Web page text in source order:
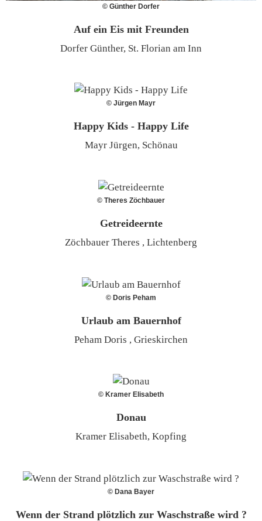
© Günther Dorfer
Auf ein Eis mit Freunden
Dorfer Günther, St. Florian am Inn
© Jürgen Mayr
Happy Kids - Happy Life
Mayr Jürgen, Schönau
© Theres Zöchbauer
Getreideernte
Zöchbauer Theres , Lichtenberg
© Doris Peham
Urlaub am Bauernhof
Peham Doris , Grieskirchen
© Kramer Elisabeth
Donau
Kramer Elisabeth, Kopfing
© Dana Bayer
Wenn der Strand plötzlich zur Waschstraße wird ?